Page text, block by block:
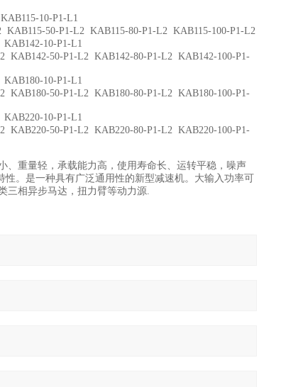
10-P1-L1
50-P1-L2 KAB115-80-P1-L2 KAB115-100-P1-L2
10-P1-L1
50-P1-L2 KAB142-80-P1-L2 KAB142-100-P1-
10-P1-L1
50-P1-L2 KAB180-80-P1-L2 KAB180-100-P1-
10-P1-L1
50-P1-L2 KAB220-80-P1-L2 KAB220-100-P1-
、重量轻，承载能力高，使用寿命长、运转平稳，噪声
。是一种具有广泛通用性的新型减速机。大输入功率可
三相异步马达，扭力臂等动力源.